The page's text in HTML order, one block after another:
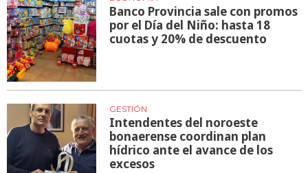
Banco Provincia sale con promos
por el Día del Niño: hasta 18
cuotas y 20% de descuento
GESTIÓN
Intendentes del noroeste
bonaerense coordinan plan
hídrico ante el avance de los
excesos